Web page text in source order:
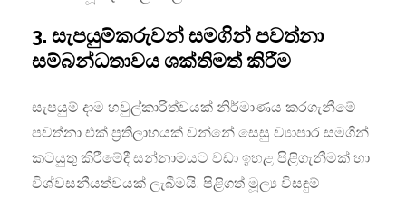
3. සැපයුම්කරුවන් සමගින් පවත්නා
සම්බන්ධතාවය ශක්තිමත් කිරීම
සැපයුම් දාම හවුල්කාරිත්වයක් නිර්මාණය කරගැනීමේ
පවත්නා එක් ප්‍රතිලාභයක් වන්නේ සෙසු ව්‍යාපාර සමගින්
කටයුතු කිරීමේදී සන්නාමයට වඩා ඉහළ පිළිගැනීමක් හා
විශ්වසනීයත්වයක් ලැබීමයි. පිළිගත් මූල්‍ය විසඳුම්